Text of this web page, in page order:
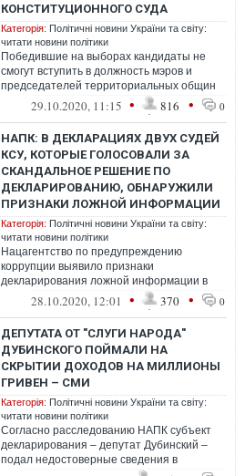
КОНСТИТУЦИОННОГО СУДА
Категорія: Політичні новини України та світу:
читати новини політики
Победившие на выборах кандидаты не
смогут вступить в должность мэров и
председателей территориальных общин
из-за решения Конституционного суда,
29.10.2020, 11:15 • 816 • 0
НАПК: В ДЕКЛАРАЦИЯХ ДВУХ СУДЕЙ
КСУ, КОТОРЫЕ ГОЛОСОВАЛИ ЗА
СКАНДАЛЬНОЕ РЕШЕНИЕ ПО
ДЕКЛАРИРОВАНИЮ, ОБНАРУЖИЛИ
ПРИЗНАКИ ЛОЖНОЙ ИНФОРМАЦИИ
Категорія: Політичні новини України та світу:
читати новини політики
Нацагентство по предупреждению
коррупции выявило признаки
декларирования ложной информации в
двух судей Конституционного Суда,
принимали решение о ста...
28.10.2020, 12:01 • 370 • 0
ДЕПУТАТА ОТ "СЛУГИ НАРОДА"
ДУБИНСКОГО ПОЙМАЛИ НА
СКРЫТИИ ДОХОДОВ НА МИЛЛИОНЫ
ГРИВЕН – СМИ
Категорія: Політичні новини України та світу:
читати новини політики
Согласно расследованию НАПК субъект
декларирования – депутат Дубинский –
подал недостоверные сведения в